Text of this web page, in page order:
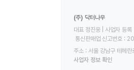
(주) 닥터나우
대표 정진웅 | 사업자
통신판매업 신고번호
주소 : 서울 강남구 테헤
사업자 정보 확인